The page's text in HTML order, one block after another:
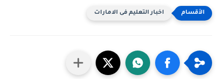
اخبار التعليم فى الامارات